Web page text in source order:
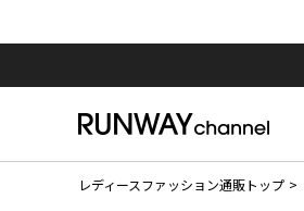
レディースファッション通販トップ